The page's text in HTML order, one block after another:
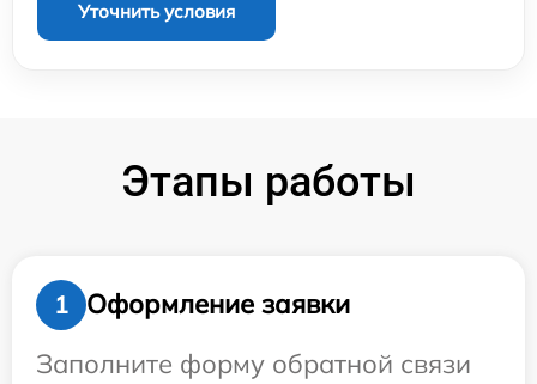
Уточнить условия
Этапы работы
1
Оформление заявки
Заполните форму обратной связи